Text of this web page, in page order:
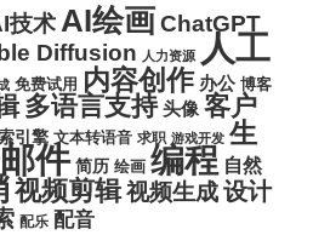
技术AI绘画ChatGPT
Diffusion 人力资源 人工
免费试用 内容创作 办公 博客
多语言支持 头像 客户
引擎 文本转语音 求职 游戏开发 生
件 简历 绘画 编程 自然
视频剪辑视频生成设计
配乐 配音